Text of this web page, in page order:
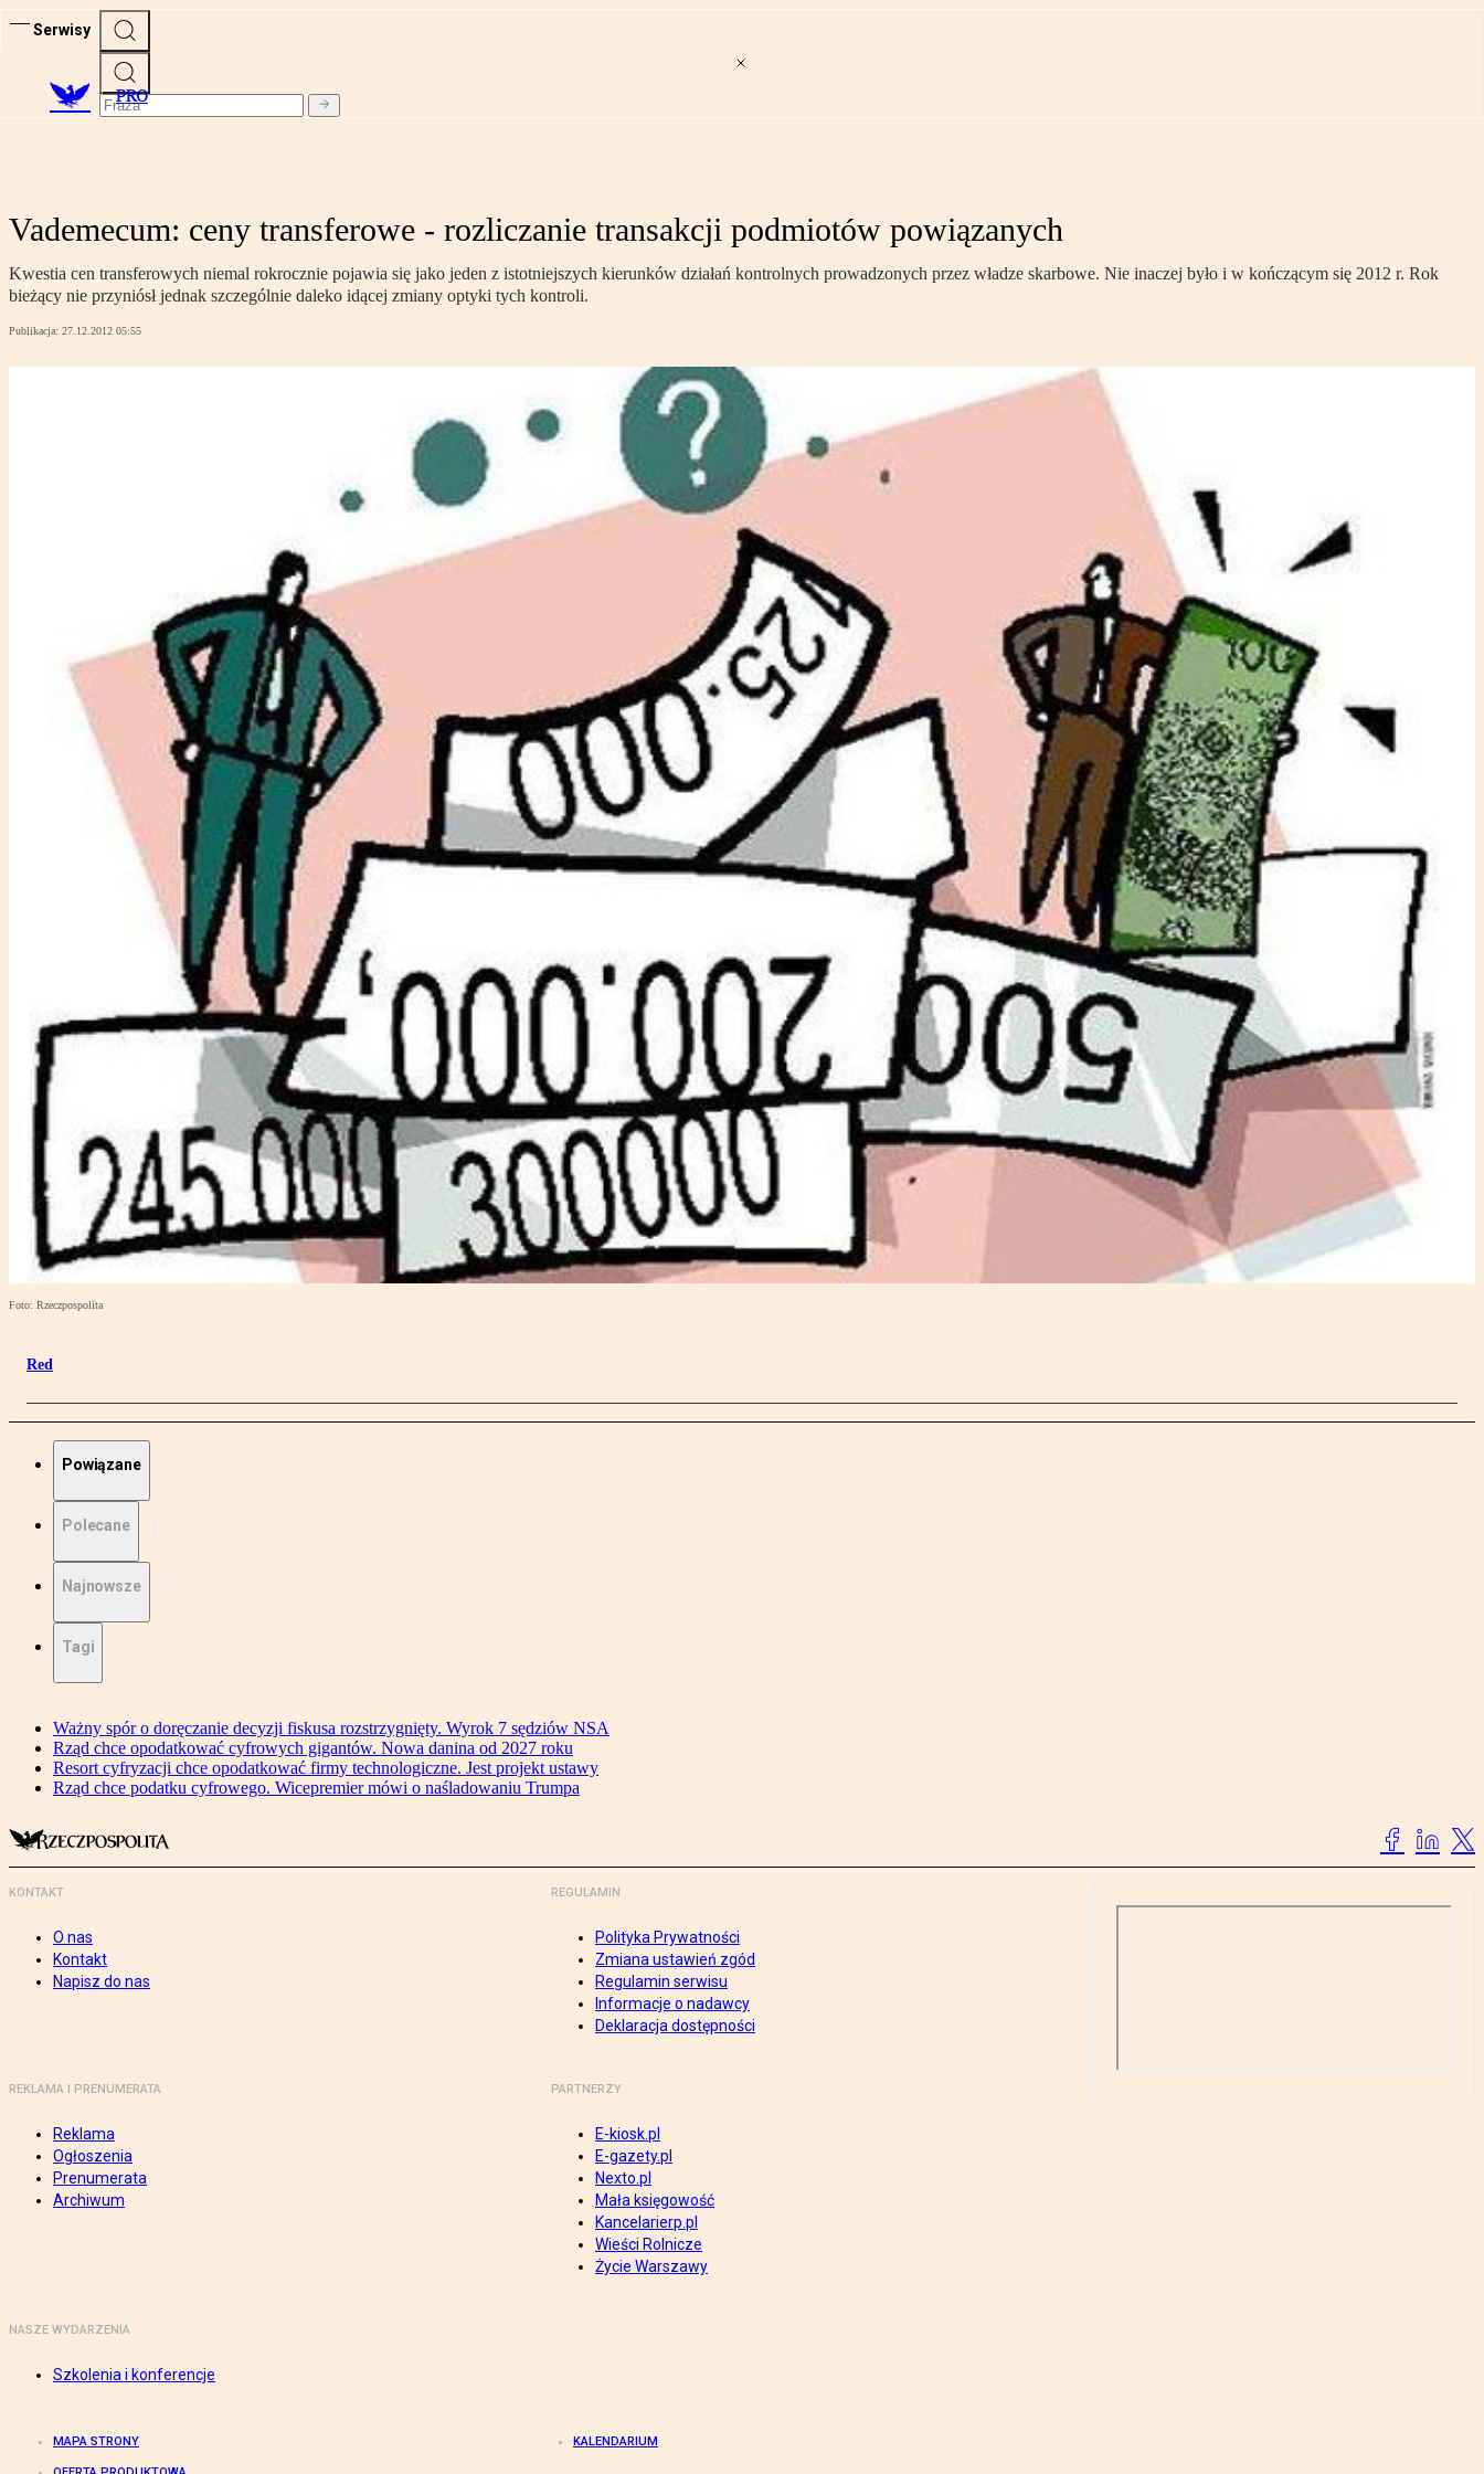
Serwisy
PRO
Vademecum: ceny transferowe - rozliczanie transakcji podmiotów powiązanych
Kwestia cen transferowych niemal rokrocznie pojawia się jako jeden z istotniejszych kierunków działań kontrolnych prowadzonych przez władze skarbowe. Nie inaczej było i w kończącym się 2012 r. Rok
bieżący nie przyniósł jednak szczególnie daleko idącej zmiany optyki tych kontroli.
Publikacja: 27.12.2012 05:55
Foto: Rzeczpospolita
Red
Powiązane
Polecane
Najnowsze
Tagi
Ważny spór o doręczanie decyzji fiskusa rozstrzygnięty. Wyrok 7 sędziów NSA
Rząd chce opodatkować cyfrowych gigantów. Nowa danina od 2027 roku
Resort cyfryzacji chce opodatkować firmy technologiczne. Jest projekt ustawy
Rząd chce podatku cyfrowego. Wicepremier mówi o naśladowaniu Trumpa
KONTAKT
O nas
Kontakt
Napisz do nas
REGULAMIN
Polityka Prywatności
Zmiana ustawień zgód
Regulamin serwisu
Informacje o nadawcy
Deklaracja dostępności
REKLAMA I PRENUMERATA
Reklama
Ogłoszenia
Prenumerata
Archiwum
PARTNERZY
E-kiosk.pl
E-gazety.pl
Nexto.pl
Mała księgowość
Kancelarierp.pl
Wieści Rolnicze
Życie Warszawy
NASZE WYDARZENIA
Szkolenia i konferencje
MAPA STRONY KALENDARIUM